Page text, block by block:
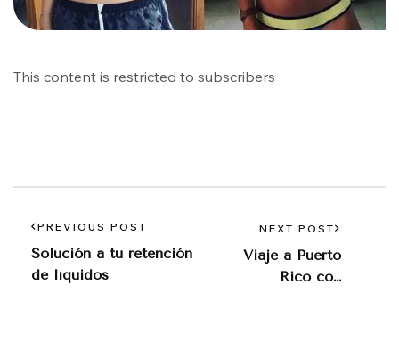
This content is restricted to subscribers
PREVIOUS POST
Solución a tu retención
de líquidos
NEXT POST
Viaje a Puerto
Rico con